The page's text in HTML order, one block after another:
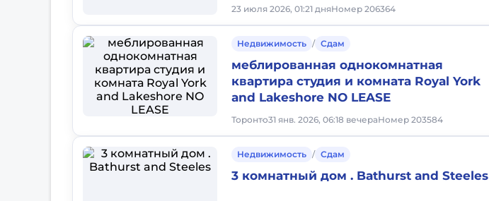
23 июля 2026, 01:21 дняНомер 206364
Недвижимость / Сдам
меблированная однокомнатная
квартира студия и комната Royal York
and Lakeshore NO LEASE
Торонто31 янв. 2026, 06:18 вечераНомер 203584
Недвижимость / Сдам
3 комнатный дом . Bathurst and Steeles